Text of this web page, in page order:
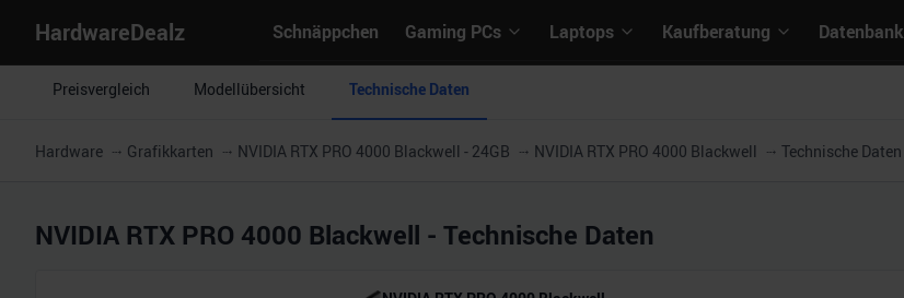
HardwareDealz Schnäppchen Gaming PCs Laptops Kaufberatung Datenbank
Preisvergleich Modellübersicht Technische Daten
Hardware Grafikkarten NVIDIA RTX PRO 4000 Blackwell - 24GB NVIDIA RTX PRO 4000 Blackwell Technische Daten
NVIDIA RTX PRO 4000 Blackwell - Technische Daten